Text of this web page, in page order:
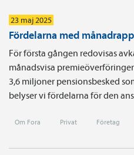
23 maj 2025
Fördelarna med
För första gången redovisas
månadsvisa
3,6 miljoner pensionsbesked
belyser vi fördelarna för den
Om Fora Privat Företag